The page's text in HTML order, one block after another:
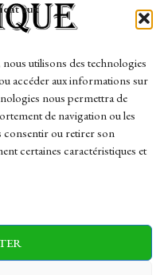
aux
utilisons des technologies
accéder aux informations sur
nous permettra de
de navigation ou les
consentir ou retirer son
certaines caractéristiques et
Politics
Sports Travel